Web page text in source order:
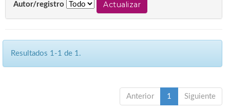
Autor/registro
Resultados 1-1 de 1.
Anterior 1 Siguiente